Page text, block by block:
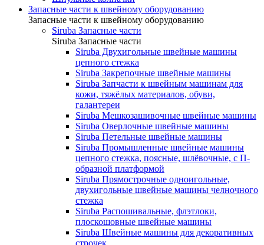
Запасные части к швейному оборудованию
Запасные части к швейному оборудованию
Siruba Запасные части
Siruba Запасные части
Siruba Двухигольные швейные машины
цепного стежка
Siruba Закрепочные швейные машины
Siruba Запчасти к швейным машинам для
кожи, тяжёлых материалов, обуви,
галантереи
Siruba Мешкозашивочные швейные машины
Siruba Оверлочные швейные машины
Siruba Петельные швейные машины
Siruba Промышленные швейные машины
цепного стежка, поясные, шлёвочные, с П-
образной платформой
Siruba Прямострочные одноигольные,
двухигольные швейные машины челночного
стежка
Siruba Распошивальные, флэтлоки,
плоскошовные швейные машины
Siruba Швейные машины для декоративных
строчек